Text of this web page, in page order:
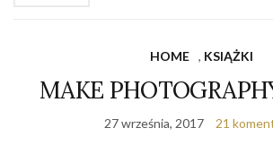
HOME , KSIĄŻKI
MAKE
27 września, 2017 21